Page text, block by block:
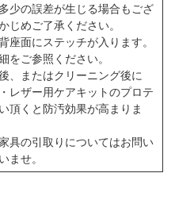
少の誤差が生じる場合もござ
じめご了承ください。
座面にステッチが入ります。
をご参照ください。
、またはクリーニング後に
レザー用ケアキットのプロテ
頂くと防汚効果が高まりま
具の引取りについてはお問い
ませ。